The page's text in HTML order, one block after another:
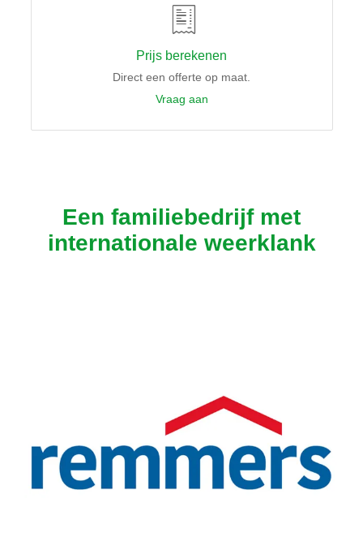
Prijs berekenen
Direct een offerte op maat.
Vraag aan
Een familiebedrijf met
internationale weerklank